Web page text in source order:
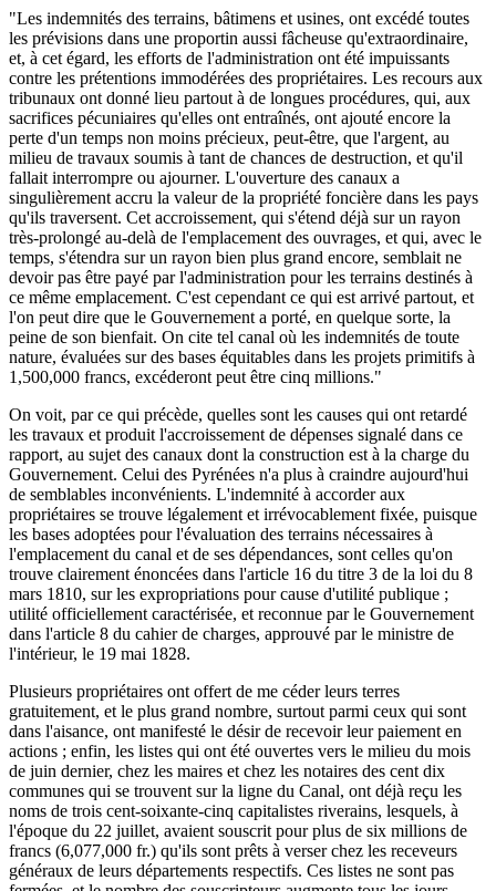
"Les indemnités des terrains, bâtimens et usines, ont excédé toutes
les prévisions dans une proportin aussi fâcheuse qu'extraordinaire,
et, à cet égard, les efforts de l'administration ont été impuissants
contre les prétentions immodérées des propriétaires. Les recours aux
tribunaux ont donné lieu partout à de longues procédures, qui, aux
sacrifices pécuniaires qu'elles ont entraînés, ont ajouté encore la
perte d'un temps non moins précieux, peut-être, que l'argent, au
milieu de travaux soumis à tant de chances de destruction, et qu'il
fallait interrompre ou ajourner. L'ouverture des canaux a
singulièrement accru la valeur de la propriété foncière dans les pays
qu'ils traversent. Cet accroissement, qui s'étend déjà sur un rayon
très-prolongé au-delà de l'emplacement des ouvrages, et qui, avec le
temps, s'étendra sur un rayon bien plus grand encore, semblait ne
devoir pas être payé par l'administration pour les terrains destinés à
ce même emplacement. C'est cependant ce qui est arrivé partout, et
l'on peut dire que le Gouvernement a porté, en quelque sorte, la
peine de son bienfait. On cite tel canal où les indemnités de toute
nature, évaluées sur des bases équitables dans les projets primitifs à
1,500,000 francs, excéderont peut être cinq millions."
On voit, par ce qui précède, quelles sont les causes qui ont retardé
les travaux et produit l'accroissement de dépenses signalé dans ce
rapport, au sujet des canaux dont la construction est à la charge du
Gouvernement. Celui des Pyrénées n'a plus à craindre aujourd'hui
de semblables inconvénients. L'indemnité à accorder aux
propriétaires se trouve légalement et irrévocablement fixée, puisque
les bases adoptées pour l'évaluation des terrains nécessaires à
l'emplacement du canal et de ses dépendances, sont celles qu'on
trouve clairement énoncées dans l'article 16 du titre 3 de la loi du 8
mars 1810, sur les expropriations pour cause d'utilité publique ;
utilité officiellement caractérisée, et reconnue par le Gouvernement
dans l'article 8 du cahier de charges, approuvé par le ministre de
l'intérieur, le 19 mai 1828.
Plusieurs propriétaires ont offert de me céder leurs terres
gratuitement, et le plus grand nombre, surtout parmi ceux qui sont
dans l'aisance, ont manifesté le désir de recevoir leur paiement en
actions ; enfin, les listes qui ont été ouvertes vers le milieu du mois
de juin dernier, chez les maires et chez les notaires des cent dix
communes qui se trouvent sur la ligne du Canal, ont déjà reçu les
noms de trois cent-soixante-cinq capitalistes riverains, lesquels, à
l'époque du 22 juillet, avaient souscrit pour plus de six millions de
francs (6,077,000 fr.) qu'ils sont prêts à verser chez les receveurs
généraux de leurs départements respectifs. Ces listes ne sont pas